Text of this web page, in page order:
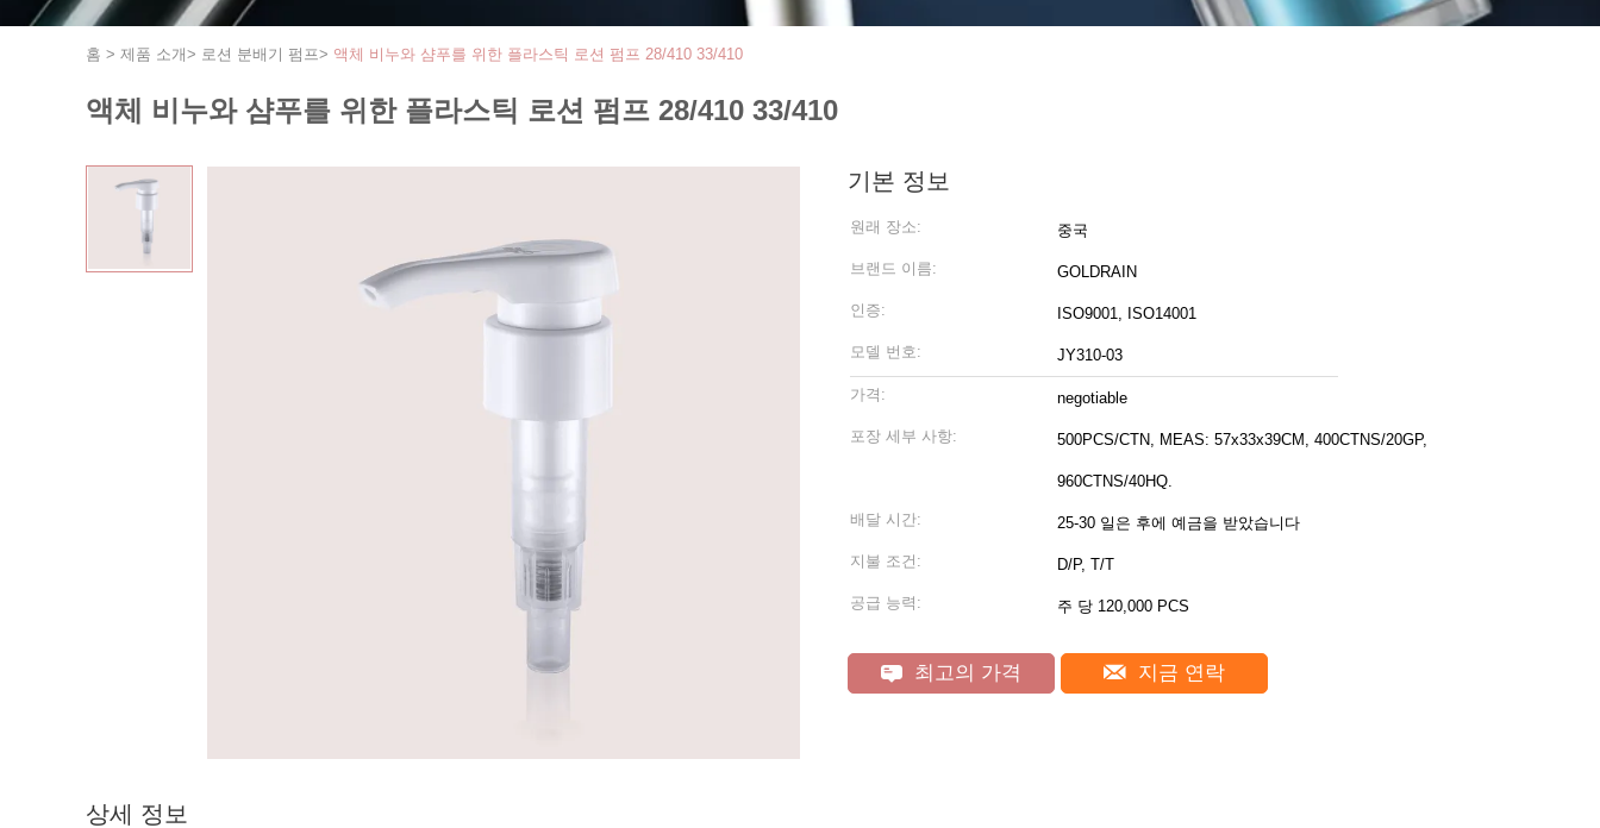
홈 > 제품 소개> 로션 분배기 펌프> 액체 비누와 샴푸를 위한 플라스틱 로션 펌프 28/410 33/410
액체 비누와 샴푸를 위한 플라스틱 로션 펌프 28/410 33/410
기본 정보
원래 장소: 중국
브랜드 이름: GOLDRAIN
인증: ISO9001, ISO14001
모델 번호: JY310-03
가격: negotiable
포장 세부 사항: 500PCS/CTN, MEAS: 57x33x39CM, 400CTNS/20GP,
960CTNS/40HQ.
배달 시간: 25-30 일은 후에 예금을 받았습니다
지불 조건: D/P, T/T
공급 능력: 주 당 120,000 PCS
최고의 가격 지금 연락
상세 정보